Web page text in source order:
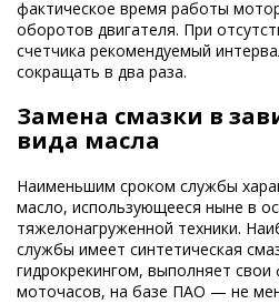
фактическое время работы
оборотов двигателя. При
счетчика рекомендуемый
сокращать в два раза.
Замена смазки в
вида масла
Наименьшим сроком службы
масло, использующееся ныне в
тяжелонагруженной техники.
службы имеет синтетическая
гидрокрекингом, выполняет свои
моточасов, на базе ПАО — не